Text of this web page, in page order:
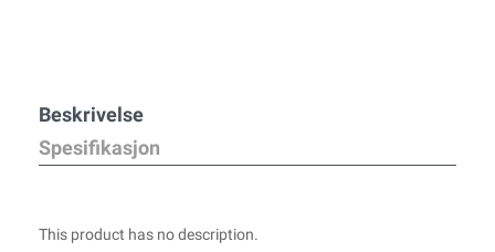
Beskrivelse
Spesifikasjon
This product has no description.